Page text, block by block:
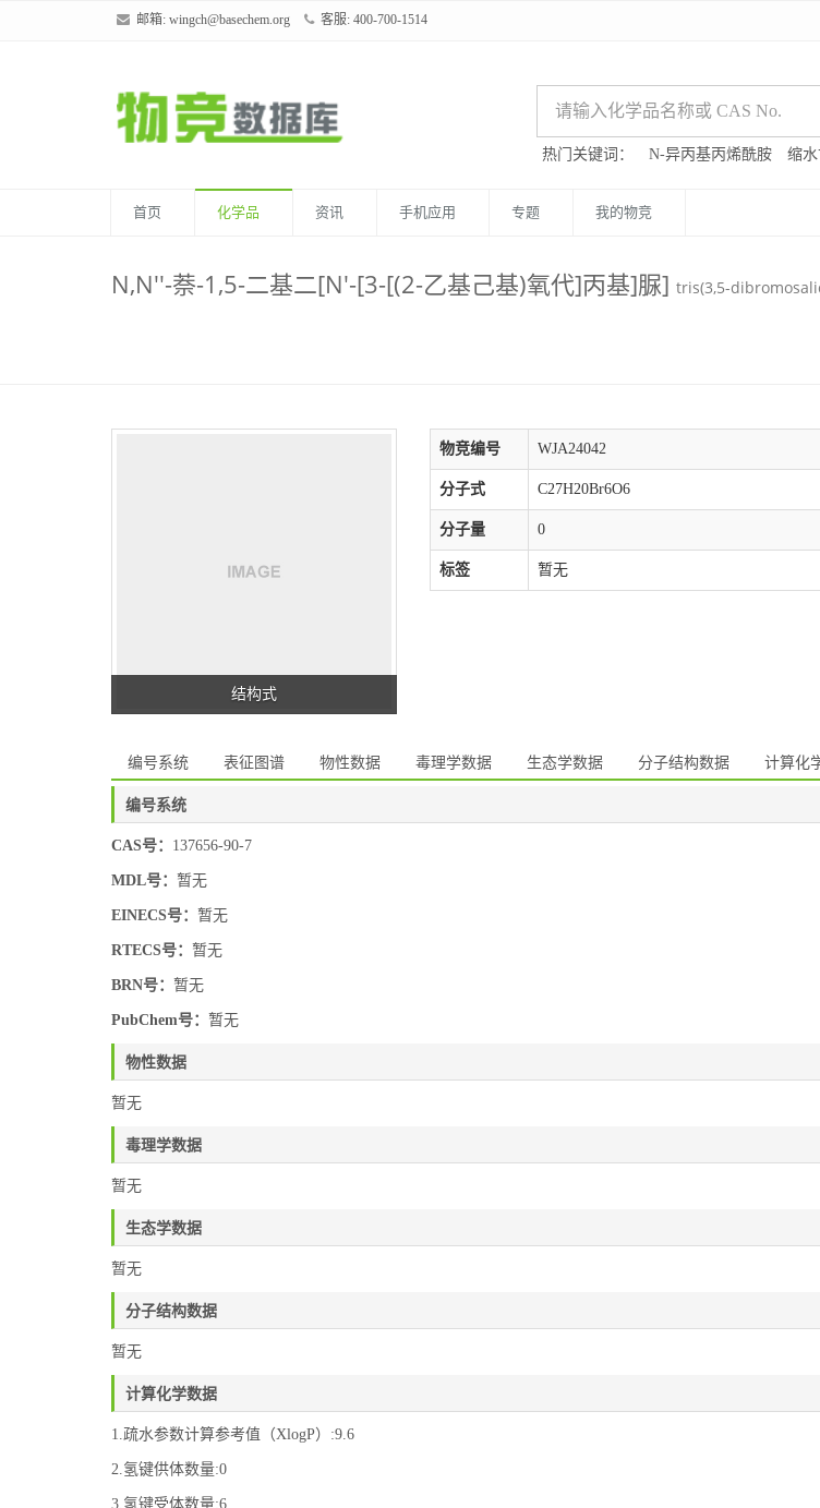
邮箱: wingch@basechem.org 客服: 400-700-1514
热门关键词： N-异丙基丙烯酰胺 缩
首页 化学品 资讯 手机应用 专题 我的物竞
N,N''-萘-1,5-二基二[N'-[3-[(2-乙基己基)氧代]丙基]脲] tris(3,5-
结构式
物竞编号 WJA24042
分子式 C27H20Br6O6
分子量 0
标签 暂无
编号系统 表征图谱 物性数据 毒理学数据 生态学数据 分子结构数据 计算化
编号系统
CAS号： 137656-90-7
MDL号： 暂无
EINECS号： 暂无
RTECS号： 暂无
BRN号： 暂无
PubChem号： 暂无
物性数据
暂无
毒理学数据
暂无
生态学数据
暂无
分子结构数据
暂无
计算化学数据
1.疏水参数计算参考值（XlogP）:9.6
2.氢键供体数量:0
3.氢键受体数量:6